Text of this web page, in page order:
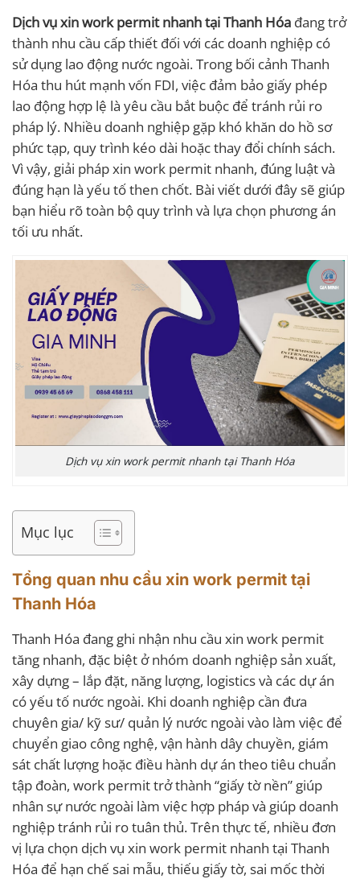
Dịch vụ xin work permit nhanh tại Thanh Hóa đang trở
thành nhu cầu cấp thiết đối với các doanh nghiệp có
sử dụng lao động nước ngoài. Trong bối cảnh Thanh
Hóa thu hút mạnh vốn FDI, việc đảm bảo giấy phép
lao động hợp lệ là yêu cầu bắt buộc để tránh rủi ro
pháp lý. Nhiều doanh nghiệp gặp khó khăn do hồ sơ
phức tạp, quy trình kéo dài hoặc thay đổi chính sách.
Vì vậy, giải pháp xin work permit nhanh, đúng luật và
đúng hạn là yếu tố then chốt. Bài viết dưới đây sẽ giúp
bạn hiểu rõ toàn bộ quy trình và lựa chọn phương án
tối ưu nhất.
Dịch vụ xin work permit nhanh tại Thanh Hóa
Mục lục
Tổng quan nhu cầu xin work permit tại
Thanh Hóa
Thanh Hóa đang ghi nhận nhu cầu xin work permit
tăng nhanh, đặc biệt ở nhóm doanh nghiệp sản xuất,
xây dựng – lắp đặt, năng lượng, logistics và các dự án
có yếu tố nước ngoài. Khi doanh nghiệp cần đưa
chuyên gia/ kỹ sư/ quản lý nước ngoài vào làm việc để
chuyển giao công nghệ, vận hành dây chuyền, giám
sát chất lượng hoặc điều hành dự án theo tiêu chuẩn
tập đoàn, work permit trở thành “giấy tờ nền” giúp
nhân sự nước ngoài làm việc hợp pháp và giúp doanh
nghiệp tránh rủi ro tuân thủ. Trên thực tế, nhiều đơn
vị lựa chọn dịch vụ xin work permit nhanh tại Thanh
Hóa để hạn chế sai mẫu, thiếu giấy tờ, sai mốc thời